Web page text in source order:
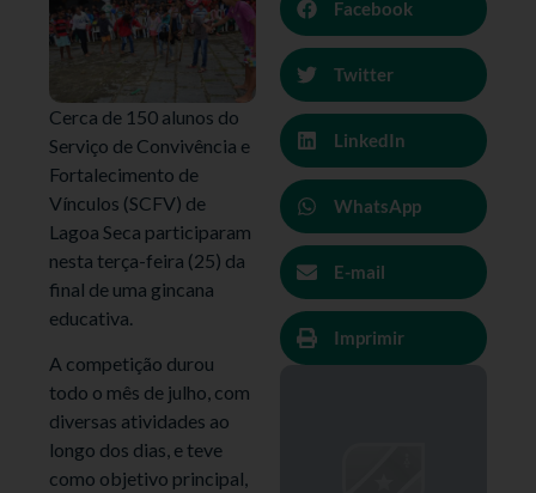
Cerca de 150 alunos do
Serviço de Convivência e
Fortalecimento de
Vínculos (SCFV) de
Lagoa Seca participaram
nesta terça-feira (25) da
final de uma gincana
educativa.
A competição durou
todo o mês de julho, com
diversas atividades ao
longo dos dias, e teve
como objetivo principal,
Facebook
Twitter
LinkedIn
WhatsApp
E-mail
Imprimir